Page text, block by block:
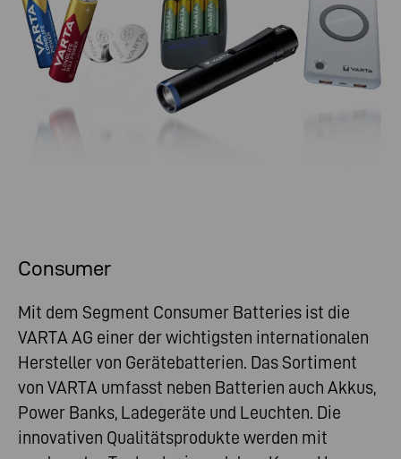
Consumer
Mit dem Segment Consumer Batteries ist die
VARTA AG einer der wichtigsten internationalen
Hersteller von Gerätebatterien. Das Sortiment
von VARTA umfasst neben Batterien auch Akkus,
Power Banks, Ladegeräte und Leuchten. Die
innovativen Qualitätsprodukte werden mit